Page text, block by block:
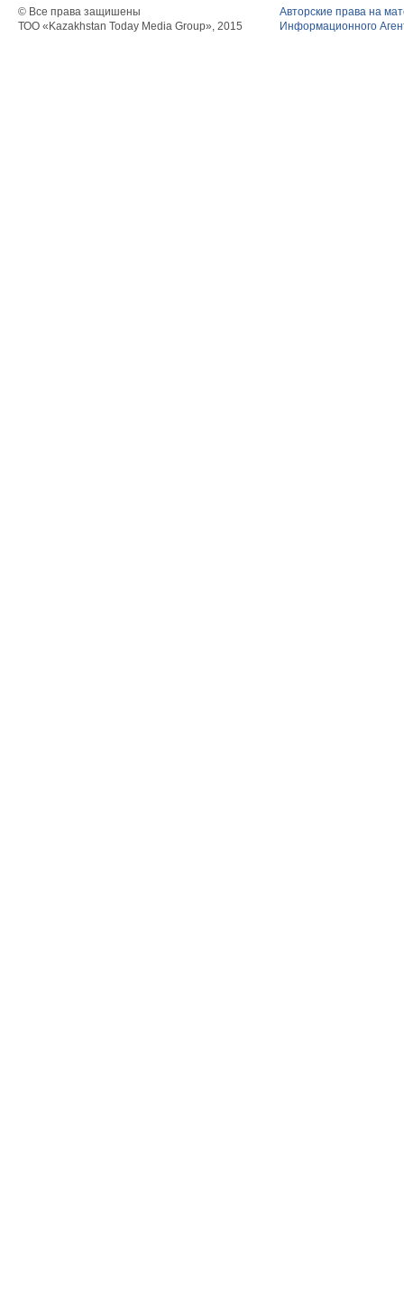
© Все права защишены
ТОО «Kazakhstan Today Media Group», 2015
Авторские права на
Информационного